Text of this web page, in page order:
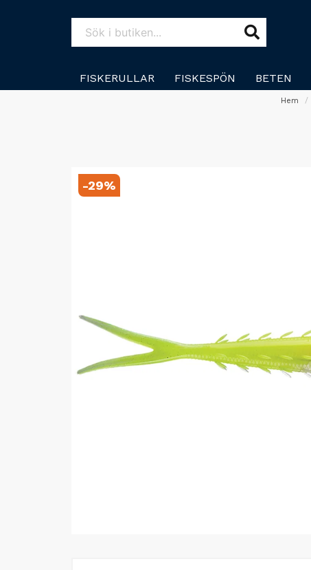
FISKERULLAR FISKESPÖN BETEN
Hem
-29%